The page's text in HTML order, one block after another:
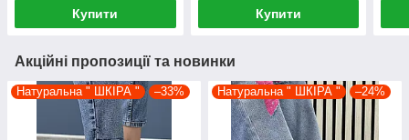
Купити Купити
Акційні пропозиції та новинки
Натуральна " ШКІРА " –33% Натуральна " ШКІРА " –24%